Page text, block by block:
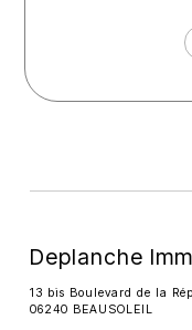
Deplanche
13 bis Boulevard de la
06240 BEAUSOLEIL